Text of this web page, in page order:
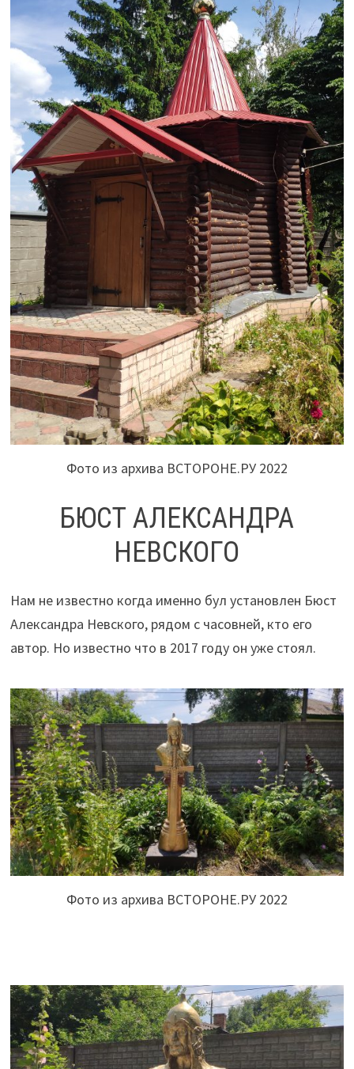
Фото из архива ВСТОРОНЕ.РУ 2022
БЮСТ АЛЕКСАНДРА
НЕВСКОГО
Нам не известно когда именно бул установлен Бюст
Александра Невского, рядом с часовней, кто его
автор. Но известно что в 2017 году он уже стоял.
Фото из архива ВСТОРОНЕ.РУ 2022